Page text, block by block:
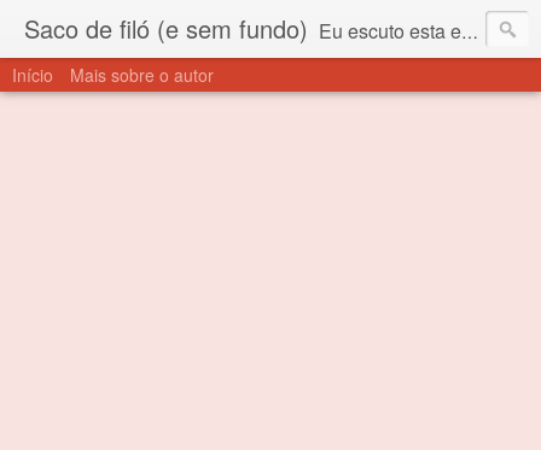
Saco de filó (e sem fundo) Eu escuto esta expressão "saco de filó" desde criança. Para quem não sabe, filó é um tecido todo furadinho e permite que um saco feito com ele, mesmo que muito exposto ao ar soprado para dentro, nunca vai se encher. Aí está o propósito deste nome... Para viver em sociedade tem que ter saco de filó.
Início Mais sobre o autor